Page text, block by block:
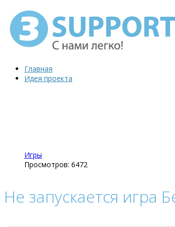
Главная
Идея проекта
Игры
Просмотров: 6472
Не запускается игра